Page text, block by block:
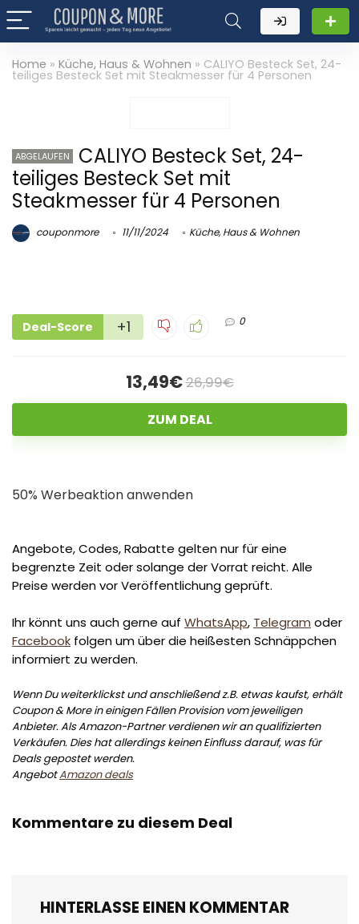
Home » Küche, Haus & Wohnen » CALIYO Besteck Set, 24-
teiliges Besteck Set mit Steakmesser für 4 Personen
ABGELAUFEN
CALIYO Besteck Set, 24-
teiliges Besteck Set mit
Steakmesser für 4 Personen
couponmore 11/11/2024 Küche, Haus & Wohnen
Deal-Score +1 0
13,49€26,99€
ZUM DEAL
50% Werbeaktion anwenden
Angebote, Codes, Rabatte gelten nur für eine
begrenzte Zeit oder solange der Vorrat reicht. Alle
Preise werden vor Veröffentlichung geprüft.
Ihr könnt uns auch gerne auf WhatsApp, Telegram oder
Facebook folgen um über die heißesten Schnäppchen
informiert zu werden.
Wenn Du weiterklickst und anschließend z.B. etwas kaufst, erhält
Coupon & More in einigen Fällen Provision vom jeweiligen
Anbieter. Als Amazon-Partner verdienen wir an qualifizierten
Verkäufen. Dies hat allerdings keinen Einfluss darauf, was für
Deals gepostet werden.
AngebotAmazon deals
Kommentare zu diesem Deal
HINTERLASSE EINEN KOMMENTAR